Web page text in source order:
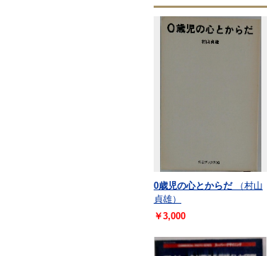
0歳児の心とからだ
（村山
貞雄）
￥3,000